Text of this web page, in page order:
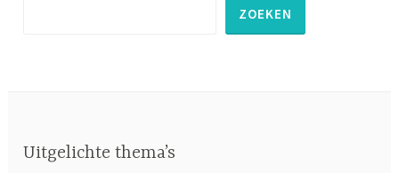
ZOEKEN
Uitgelichte thema’s